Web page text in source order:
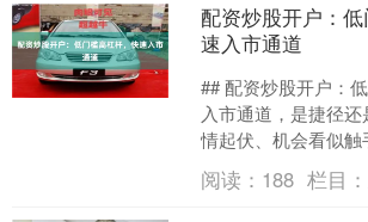
配资炒股开户：
速入市通道
## 配资炒股开户：
入市通道，是捷径
情起伏、机会看似触
资炒股开户”以其“低
入市”的诱人....
阅读： 188 栏目：